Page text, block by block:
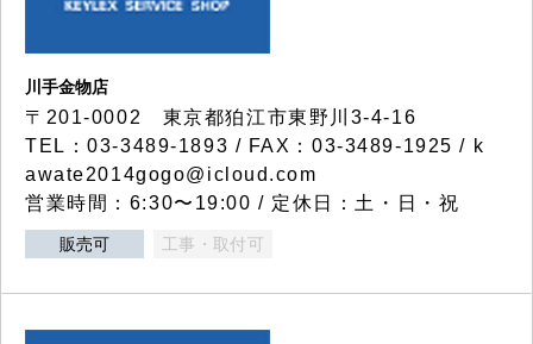
川手金物店
〒201-0002 東京都狛江市東野川3-4-16
TEL：03-3489-1893 / FAX：03-3489-1925 / k
awate2014gogo@icloud.com
営業時間：6:30〜19:00 / 定休日：土・日・祝
販売可 工事・取付可